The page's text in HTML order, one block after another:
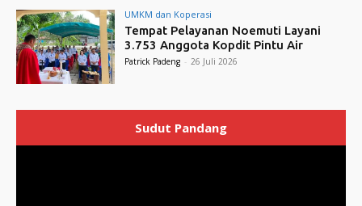
UMKM dan Koperasi
Tempat Pelayanan Noemuti Layani
3.753 Anggota Kopdit Pintu Air
Patrick Padeng - 26 Juli 2026
Sudut Pandang